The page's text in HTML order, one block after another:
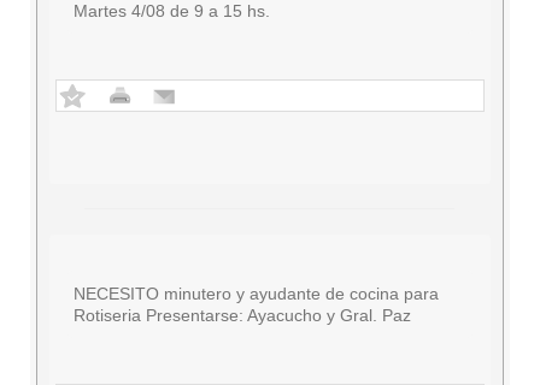
Martes 4/08 de 9 a 15 hs.
NECESITO minutero y ayudante de cocina para
Rotiseria Presentarse: Ayacucho y Gral. Paz